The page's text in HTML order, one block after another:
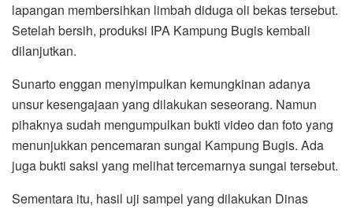
lapangan membersihkan limbah diduga oli bekas tersebut.
Setelah bersih, produksi IPA Kampung Bugis kembali
dilanjutkan.
Sunarto enggan menyimpulkan kemungkinan adanya
unsur kesengajaan yang dilakukan seseorang. Namun
pihaknya sudah mengumpulkan bukti video dan foto yang
menunjukkan pencemaran sungai Kampung Bugis. Ada
juga bukti saksi yang melihat tercemarnya sungai tersebut.
Sementara itu, hasil uji sampel yang dilakukan Dinas